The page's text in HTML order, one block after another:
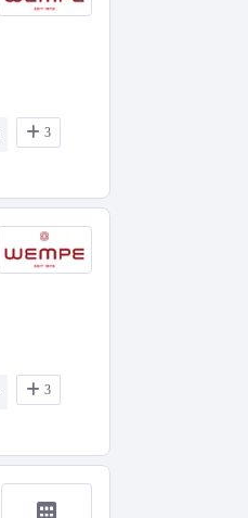
3
3